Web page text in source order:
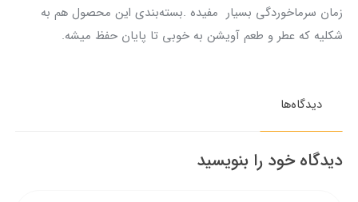
زمان سرماخوردگی بسیار مفیده .بسته‌بندی این محصول هم به
شکلیه که عطر و طعم آویشن به خوبی تا پایان حفظ میشه.
دیدگاه‌ها
دیدگاه خود را بنویسید